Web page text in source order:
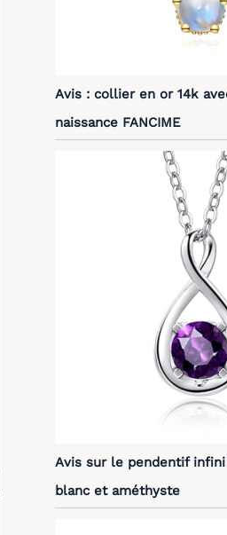
Avis : collier en or 14k
naissance FANCIME
Avis sur le pendentif infini
blanc et améthyste